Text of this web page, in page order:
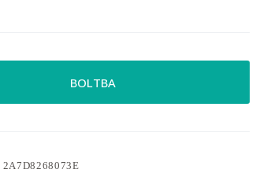
BOLTBA
2A7D8268073E